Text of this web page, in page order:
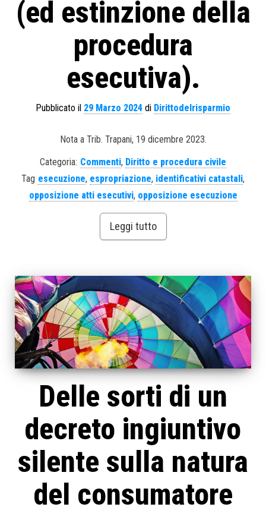
(ed estinzione della
procedura
esecutiva).
Pubblicato il 29 Marzo 2024 di Dirittodelrisparmio
Nota a Trib. Trapani, 19 dicembre 2023.
Categoria: Commenti, Diritto e procedura civile
Tag esecuzione, espropriazione, identificativi catastali,
opposizione atti esecutivi, opposizione esecuzione
Leggi tutto
Delle sorti di un
decreto ingiuntivo
silente sulla natura
del consumatore